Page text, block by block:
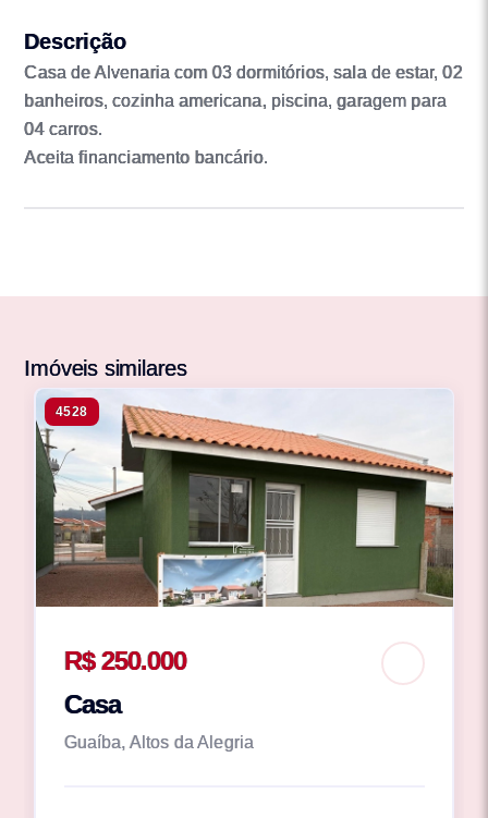
Descrição
Casa de Alvenaria com 03 dormitórios, sala de estar, 02
banheiros, cozinha americana, piscina, garagem para
04 carros.
Aceita financiamento bancário.
Imóveis similares
4528
R$ 250.000
Casa
Guaíba, Altos da Alegria